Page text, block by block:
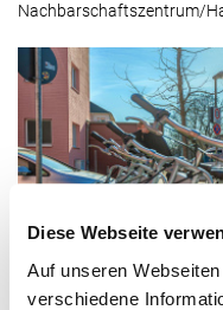
Diese Webseite
Auf unseren
verschiedene
Nachbarschaftszentrum/
Filmdreh für unser